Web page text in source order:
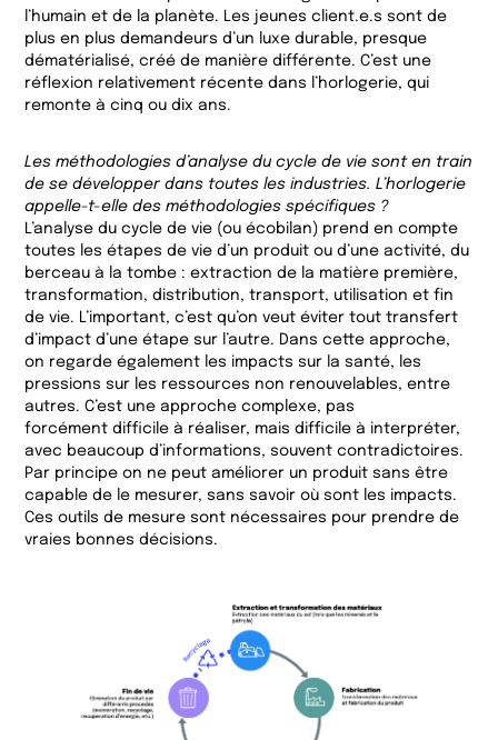
l’humain et de la planète. Les jeunes client.e.s sont de
plus en plus demandeurs d’un luxe durable, presque
dématérialisé, créé de manière différente. C’est une
réflexion relativement récente dans l’horlogerie, qui
remonte à cinq ou dix ans.
Les méthodologies d’analyse du cycle de vie sont en train
de se développer dans toutes les industries. L’horlogerie
appelle-t-elle des méthodologies spécifiques ?
L’analyse du cycle de vie (ou écobilan) prend en compte
toutes les étapes de vie d’un produit ou d’une activité, du
berceau à la tombe : extraction de la matière première,
transformation, distribution, transport, utilisation et fin
de vie. L’important, c’est qu’on veut éviter tout transfert
d’impact d’une étape sur l’autre. Dans cette approche,
on regarde également les impacts sur la santé, les
pressions sur les ressources non renouvelables, entre
autres. C’est une approche complexe, pas
forcément difficile à réaliser, mais difficile à interpréter,
avec beaucoup d’informations, souvent contradictoires.
Par principe on ne peut améliorer un produit sans être
capable de le mesurer, sans savoir où sont les impacts.
Ces outils de mesure sont nécessaires pour prendre de
vraies bonnes décisions.